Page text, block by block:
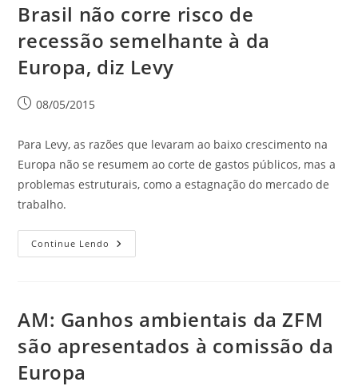
Brasil não corre risco de
recessão semelhante à da
Europa, diz Levy
08/05/2015
Para Levy, as razões que levaram ao baixo crescimento na
Europa não se resumem ao corte de gastos públicos, mas a
problemas estruturais, como a estagnação do mercado de
trabalho.
Continue Lendo
AM: Ganhos ambientais da ZFM
são apresentados à comissão da
Europa